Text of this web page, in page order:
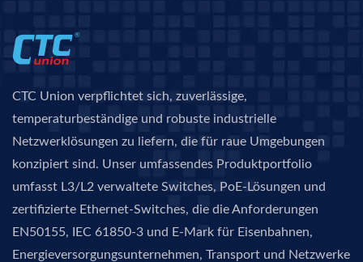
CTC Union verpflichtet sich, zuverlässige,
temperaturbeständige und robuste industrielle
Netzwerklösungen zu liefern, die für raue Umgebungen
konzipiert sind. Unser umfassendes Produktportfolio
umfasst L3/L2 verwaltete Switches, PoE-Lösungen und
zertifizierte Ethernet-Switches, die die Anforderungen
EN50155, IEC 61850-3 und E-Mark für Eisenbahnen,
Energieversorgungsunternehmen, Transport und Netzwerke